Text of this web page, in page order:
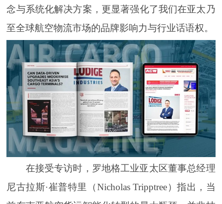
念与系统化解决方案，更显著强化了我们在亚太乃
至全球航空物流市场的品牌影响力与行业话语权。
在接受专访时，罗地格工业亚太区董事总经理
尼古拉斯·崔普特里（Nicholas Tripptree）指出，当